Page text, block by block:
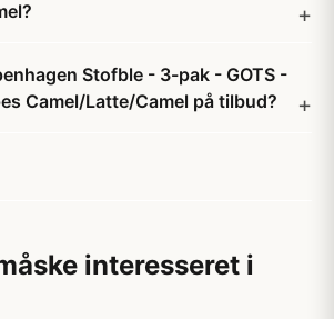
Stofble - 3-pak - GOTS -
Camel/Latte/Camel på tilbud?
interesseret i